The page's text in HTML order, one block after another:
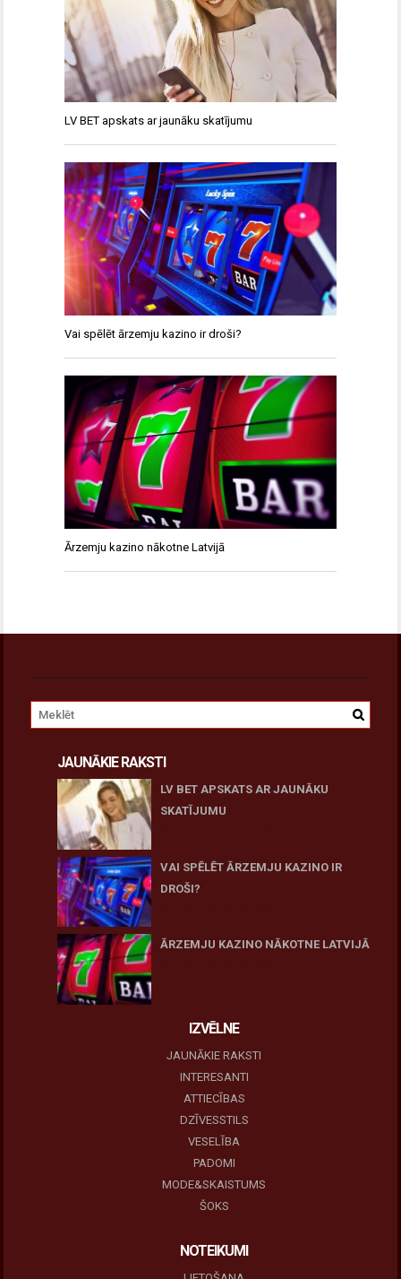
LV BET apskats ar jaunāku skatījumu
Vai spēlēt ārzemju kazino ir droši?
Ārzemju kazino nākotne Latvijā
JAUNĀKIE RAKSTI
LV BET APSKATS AR JAUNĀKU
SKATĪJUMU
VAI SPĒLĒT ĀRZEMJU KAZINO IR
DROŠI?
ĀRZEMJU KAZINO NĀKOTNE LATVIJĀ
IZVĒLNE
JAUNĀKIE RAKSTI
INTERESANTI
ATTIECĪBAS
DZĪVESSTILS
VESELĪBA
PADOMI
MODE&SKAISTUMS
ŠOKS
NOTEIKUMI